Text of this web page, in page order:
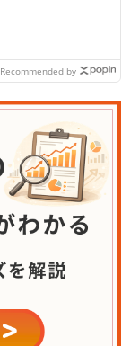
Recommended by